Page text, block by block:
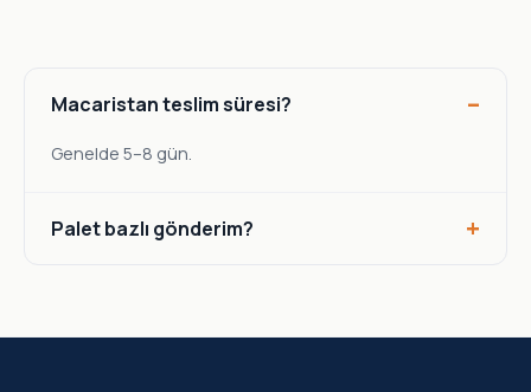
Macaristan teslim süresi?
Genelde 5–8 gün.
Palet bazlı gönderim?